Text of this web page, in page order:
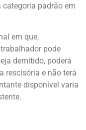
categoria padrão em
em que,
pode
demitido, poderá
rescisória e não terá
disponível varia